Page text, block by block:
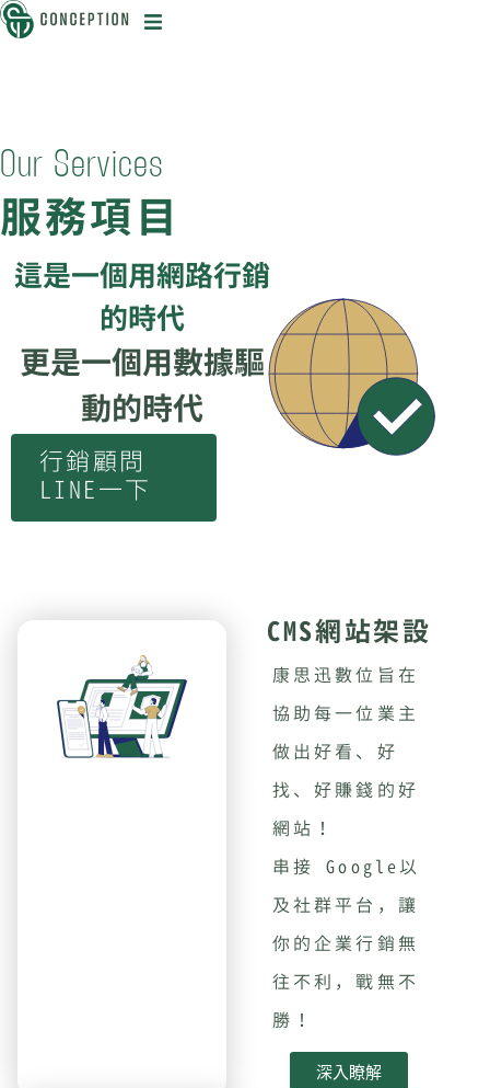
Our Services
服務項目
這是一個用網路行銷
的時代
更是一個用數據驅
動的時代
行銷顧問
LINE一下
CMS網站架設
康思迅數位旨在
協助每一位業主
做出好看、好
找、好賺錢的好
網站！
串接 Google以
及社群平台，讓
你的企業行銷無
往不利，戰無不
勝！
深入瞭解